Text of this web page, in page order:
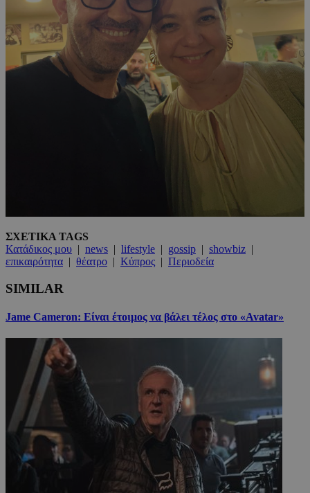
ΣΧΕΤΙΚΑ TAGS
Κατάδικος μου | news | lifestyle | gossip | showbiz |
επικαιρότητα | θέατρο | Κύπρος | Περιοδεία
SIMILAR
Jame Cameron: Είναι έτοιμος να βάλει τέλος στο «Avatar»